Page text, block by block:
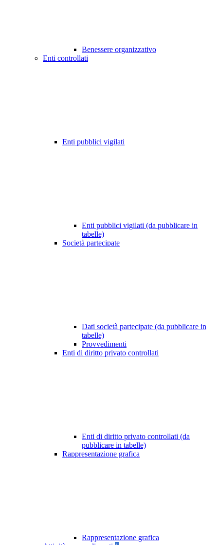
Benessere organizzativo
Enti controllati
Enti pubblici vigilati
Enti pubblici vigilati (da pubblicare in
tabelle)
Società partecipate
Dati società partecipate (da pubblicare in
tabelle)
Provvedimenti
Enti di diritto privato controllati
Enti di diritto privato controllati (da
pubblicare in tabelle)
Rappresentazione grafica
Rappresentazione grafica